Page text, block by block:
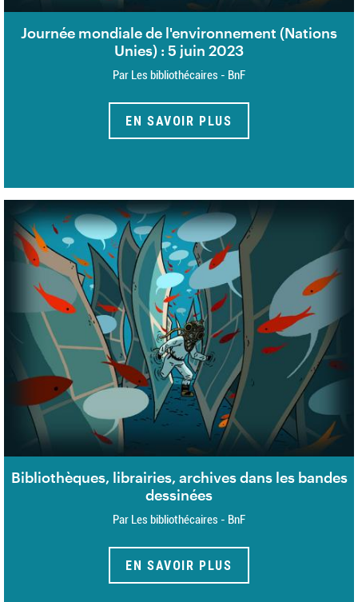
Journée mondiale de l'environnement (Nations
Unies) : 5 juin 2023
Par Les bibliothécaires - BnF
EN SAVOIR PLUS
Bibliothèques, librairies, archives dans les bandes
dessinées
Par Les bibliothécaires - BnF
EN SAVOIR PLUS